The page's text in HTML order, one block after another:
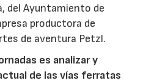
del Ayuntamiento de
productora de
de aventura Petzl.
es analizar y
de las vías ferratas